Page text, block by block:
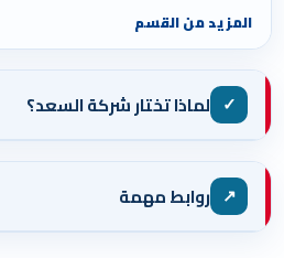
المزيد من القسم
✓ لماذا تختار شركة السعد؟
↗ روابط مهمة